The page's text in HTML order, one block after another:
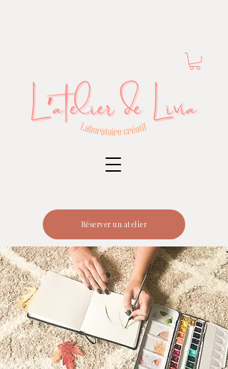
Réserver un atelier